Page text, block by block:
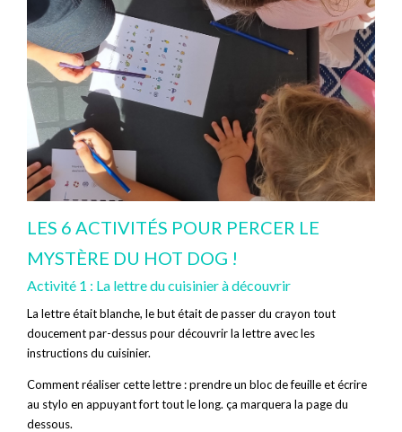
LES 6 ACTIVITÉS POUR PERCER LE
MYSTÈRE DU HOT DOG !
Activité 1 : La lettre du cuisinier à découvrir
La lettre était blanche, le but était de passer du crayon tout
doucement par-dessus pour découvrir la lettre avec les
instructions du cuisinier.
Comment réaliser cette lettre : prendre un bloc de feuille et écrire
au stylo en appuyant fort tout le long. ça marquera la page du
dessous.